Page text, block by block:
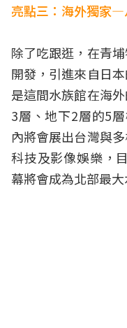
亮點三：海外獨家—
除了吃跟逛，在青
開發，引進來自日
是這間水族館在海
3層、地下2層的5
內將會展出台灣與
科技及影像娛樂，
幕將會成為北部最大